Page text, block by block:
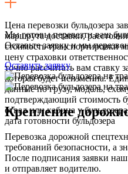
Цена перевозки бульдозера
маршрута доставки,
стоимость транспортировки
цену страховки
точно рассчитать вам ставку
которая будет неизменна.
данные по грузу, модель,
подтверждающий стоимость
отвал или кабина у
дата готовности бульдозера
Мы готовы перевезти ваш
Оставьте заявку и мы
Оставить заявку
Крепление
Перевозка дорожной
требований безопасности, а
После подписания заявки
и отправляет водителю.